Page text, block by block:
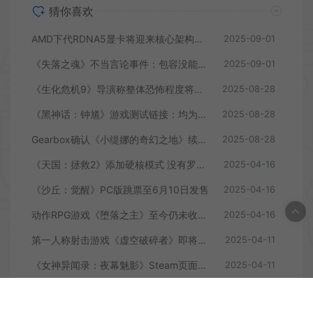
猜你喜欢
AMD下代RDNA5显卡将迎来核心架构大幅升级 2025-09-01
《失落之魂》不当言论事件：包容没能消解过激言论 2025-09-01
《生化危机9》导演称整体恐怖程度将进一步提升 2025-08-28
《黑神话：钟馗》游戏测试链接：均为骗子 2025-08-28
Gearbox确认《小缇娜的奇幻之地》续作正在开发中 2025-08-28
《天国：拯救2》添加硬核模式 没有罗盘和快速旅行 2025-04-16
《沙丘：觉醒》PC版跳票至6月10日发售 2025-04-16
动作RPG游戏《堕落之主》至今仍未收回成本 2025-04-16
第一人称射击游戏《虚空破碎者》即将多平台上线 2025-04-11
《女神异闻录：夜幕魅影》Steam页面上线 2025-04-11